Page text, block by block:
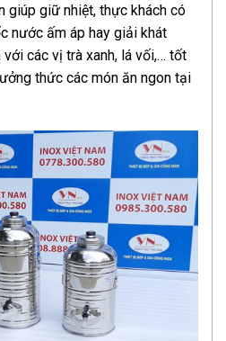
giúp giữ nhiệt, thực khách có
nước ấm áp hay giải khát
các vị trà xanh, lá vối,… tốt
thức các món ăn ngon tại